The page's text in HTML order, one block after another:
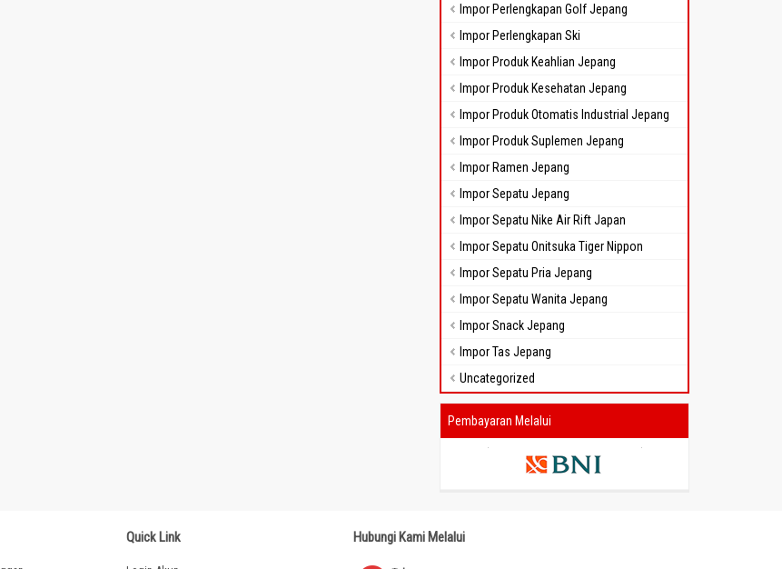
Impor Perlengkapan Golf Jepang
Impor Perlengkapan Ski
Impor Produk Keahlian Jepang
Impor Produk Kesehatan Jepang
Impor Produk Otomatis Industrial Jepang
Impor Produk Suplemen Jepang
Impor Ramen Jepang
Impor Sepatu Jepang
Impor Sepatu Nike Air Rift Japan
Impor Sepatu Onitsuka Tiger Nippon
Impor Sepatu Pria Jepang
Impor Sepatu Wanita Jepang
Impor Snack Jepang
Impor Tas Jepang
Uncategorized
Pembayaran Melalui
Quick Link Hubungi Kami Melalui